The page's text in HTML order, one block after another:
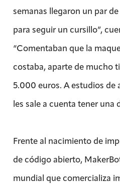
semanas llegaron un par
para seguir un cursillo”,
“Comentaban que la
costaba, aparte de mucho
5.000 euros. A estudios de
les sale a cuenta tener una
Frente al nacimiento de
de código abierto,
mundial que comercializa